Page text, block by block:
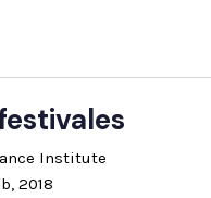
Institute
2018